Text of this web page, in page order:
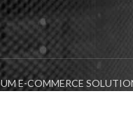
E-COMMERCE